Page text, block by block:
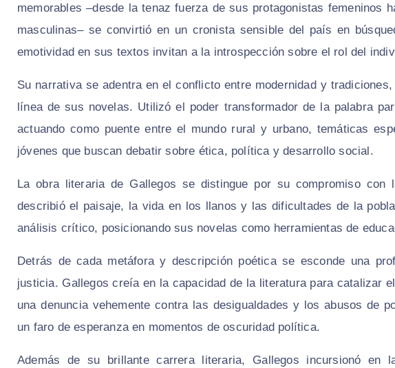
memorables –desde la tenaz fuerza de sus protagonistas femeninos
masculinas– se convirtió en un cronista sensible del país en
emotividad en sus textos invitan a la introspección sobre el rol del
Su narrativa se adentra en el conflicto entre modernidad y
línea de sus novelas. Utilizó el poder transformador de la palabra
actuando como puente entre el mundo rural y urbano, temáticas
jóvenes que buscan debatir sobre ética, política y desarrollo social.
La obra literaria de Gallegos se distingue por su compromiso con
describió el paisaje, la vida en los llanos y las dificultades de la
análisis crítico, posicionando sus novelas como herramientas de
Detrás de cada metáfora y descripción poética se esconde una
justicia. Gallegos creía en la capacidad de la literatura para catalizar
una denuncia vehemente contra las desigualdades y los abusos de
un faro de esperanza en momentos de oscuridad política.
Además de su brillante carrera literaria, Gallegos incursionó en